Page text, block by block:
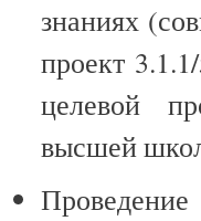
знаниях
проект
целевой
высшей